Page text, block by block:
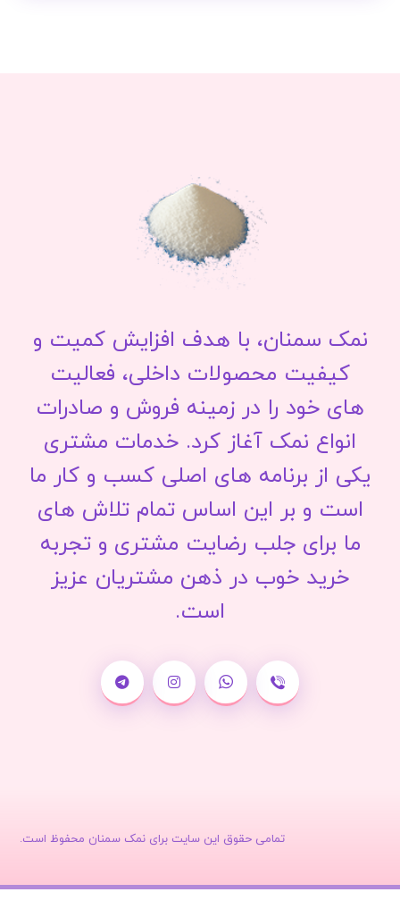
نمک سمنان، با هدف افزایش کمیت و
کیفیت محصولات داخلی، فعالیت
های خود را در زمینه فروش و صادرات
انواع نمک آغاز کرد. خدمات مشتری
یکی از برنامه های اصلی کسب و کار ما
است و بر این اساس تمام تلاش های
ما برای جلب رضایت مشتری و تجربه
خرید خوب در ذهن مشتریان عزیز
است.
تمامی حقوق این سایت برای نمک سمنان محفوظ است.